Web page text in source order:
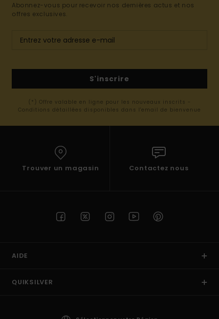
Abonnez-vous pour recevoir nos dernières actus et nos
offres exclusives.
S'inscrire
(*) Offre valable en ligne pour les nouveaux inscrits -
Conditions détaillées disponibles dans l'email de bienvenue
Trouver un magasin Contactez nous
AIDE
QUIKSILVER